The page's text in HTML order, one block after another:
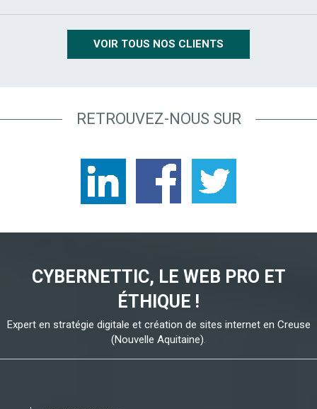
VOIR TOUS NOS CLIENTS
RETROUVEZ-NOUS SUR
CYBERNETTIC, LE WEB PRO ET
ÉTHIQUE !
Expert en stratégie digitale et création de sites internet en Creuse
(Nouvelle Aquitaine).